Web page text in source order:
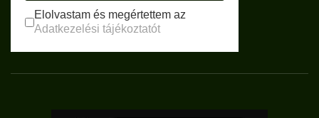
Elolvastam és megértettem az
Adatkezelési tájékoztatót